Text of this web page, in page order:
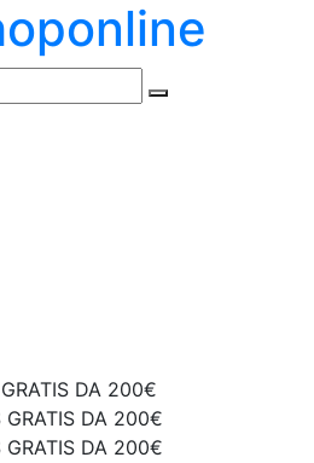
GRATIS DA 200€
GRATIS DA 200€
GRATIS DA 200€